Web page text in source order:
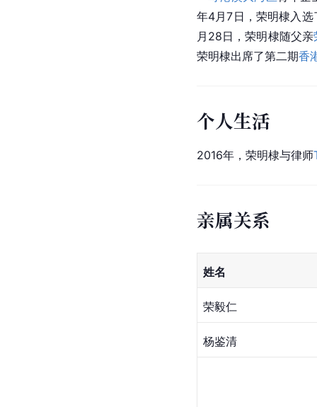
年4月7日，荣明棣入
月28日，荣明棣随父亲
荣明棣出席了第二期香
个人生活
2016年，荣明棣与律师
亲属关系
姓名
荣毅仁
杨鉴清